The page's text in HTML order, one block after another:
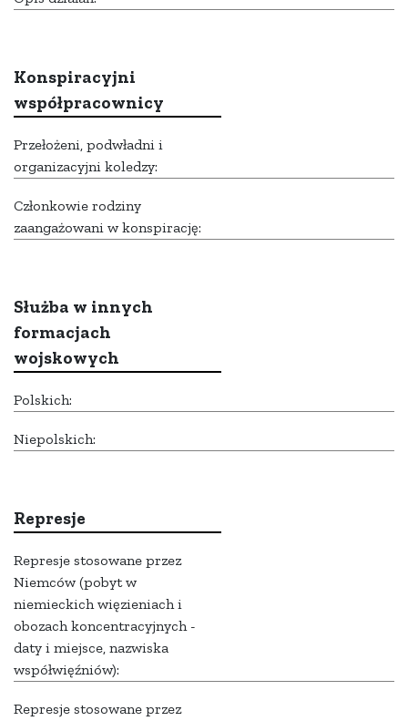
Konspiracyjni
współpracownicy
Przełożeni, podwładni i
organizacyjni koledzy:
Członkowie rodziny
zaangażowani w konspirację:
Służba w innych
formacjach
wojskowych
Polskich:
Niepolskich:
Represje
Represje stosowane przez
Niemców (pobyt w
niemieckich więzieniach i
obozach koncentracyjnych -
daty i miejsce, nazwiska
współwięźniów):
Represje stosowane przez